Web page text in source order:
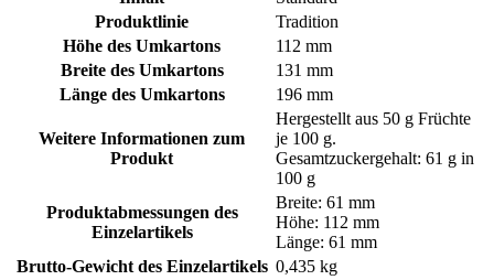
Produktlinie
Tradition
Höhe des Umkartons
112 mm
Breite des Umkartons
131 mm
Länge des Umkartons
196 mm
Weitere Informationen zum
Produkt
Hergestellt aus 50 g Früchte
je 100 g.
Gesamtzuckergehalt: 61 g in
100 g
Produktabmessungen des
Einzelartikels
Breite: 61 mm
Höhe: 112 mm
Länge: 61 mm
Brutto-Gewicht des Einzelartikels 0,435 kg